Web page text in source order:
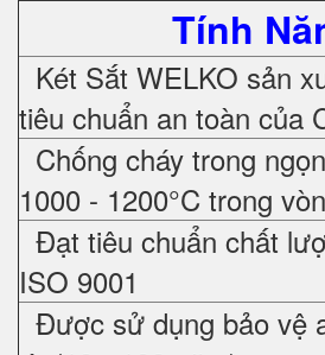
Tính
Két Sắt WELKO sản
tiêu chuẩn an toàn của
Chống cháy trong
1000 - 1200°C trong
Đạt tiêu chuẩn chất
ISO 9001
Được sử dụng bảo vệ